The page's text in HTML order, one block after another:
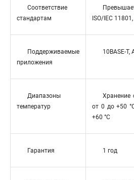
Соответствие
стандартам
ISO/IEC
Поддерживаемые
приложения
10BASE-T,
Диапазоны
температур
Хранение
от 0 до +50
+60 °C
Гарантия 1 год